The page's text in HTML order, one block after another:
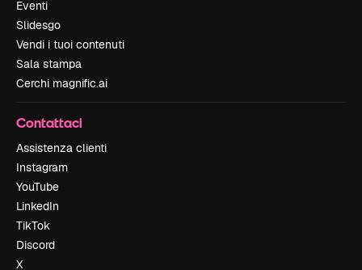
Eventi
Slidesgo
Vendi i tuoi contenuti
Sala stampa
Cerchi magnific.ai
Contattaci
Assistenza clienti
Instagram
YouTube
LinkedIn
TikTok
Discord
X